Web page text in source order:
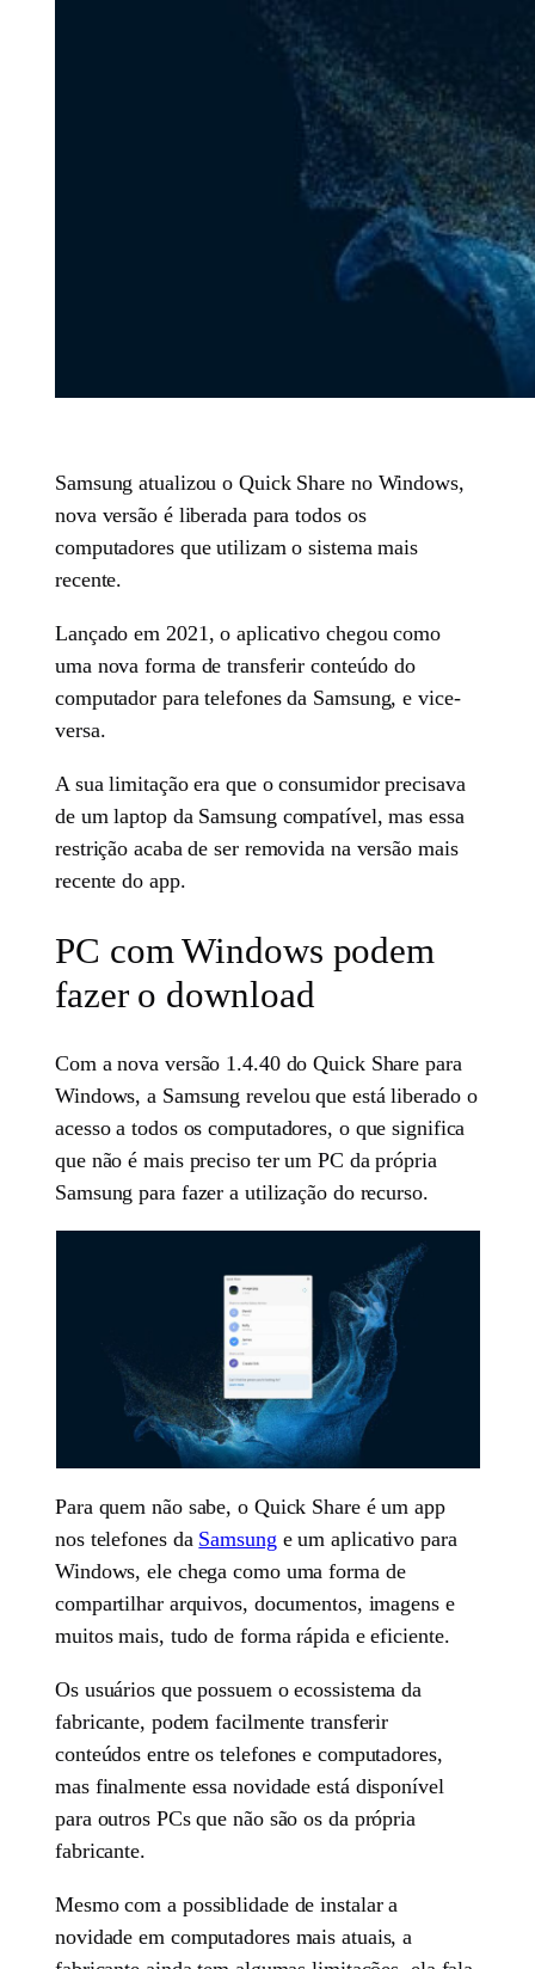
Samsung atualizou o Quick Share no Windows,
nova versão é liberada para todos os
computadores que utilizam o sistema mais
recente.
Lançado em 2021, o aplicativo chegou como
uma nova forma de transferir conteúdo do
computador para telefones da Samsung, e vice-
versa.
A sua limitação era que o consumidor precisava
de um laptop da Samsung compatível, mas essa
restrição acaba de ser removida na versão mais
recente do app.
PC com Windows podem
fazer o download
Com a nova versão 1.4.40 do Quick Share para
Windows, a Samsung revelou que está liberado o
acesso a todos os computadores, o que significa
que não é mais preciso ter um PC da própria
Samsung para fazer a utilização do recurso.
Para quem não sabe, o Quick Share é um app
nos telefones da Samsung e um aplicativo para
Windows, ele chega como uma forma de
compartilhar arquivos, documentos, imagens e
muitos mais, tudo de forma rápida e eficiente.
Os usuários que possuem o ecossistema da
fabricante, podem facilmente transferir
conteúdos entre os telefones e computadores,
mas finalmente essa novidade está disponível
para outros PCs que não são os da própria
fabricante.
Mesmo com a possiblidade de instalar a
novidade em computadores mais atuais, a